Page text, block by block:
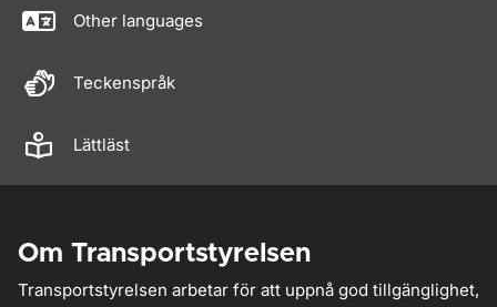
Other languages
Teckenspråk
Lättläst
Om Transportstyrelsen
Transportstyrelsen arbetar för att uppnå god tillgänglighet,